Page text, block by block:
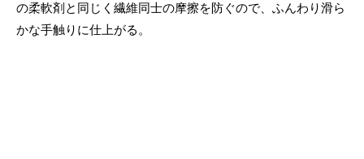
の柔軟剤と同じく繊維同士の摩擦を防ぐので、ふんわり滑ら
かな手触りに仕上がる。